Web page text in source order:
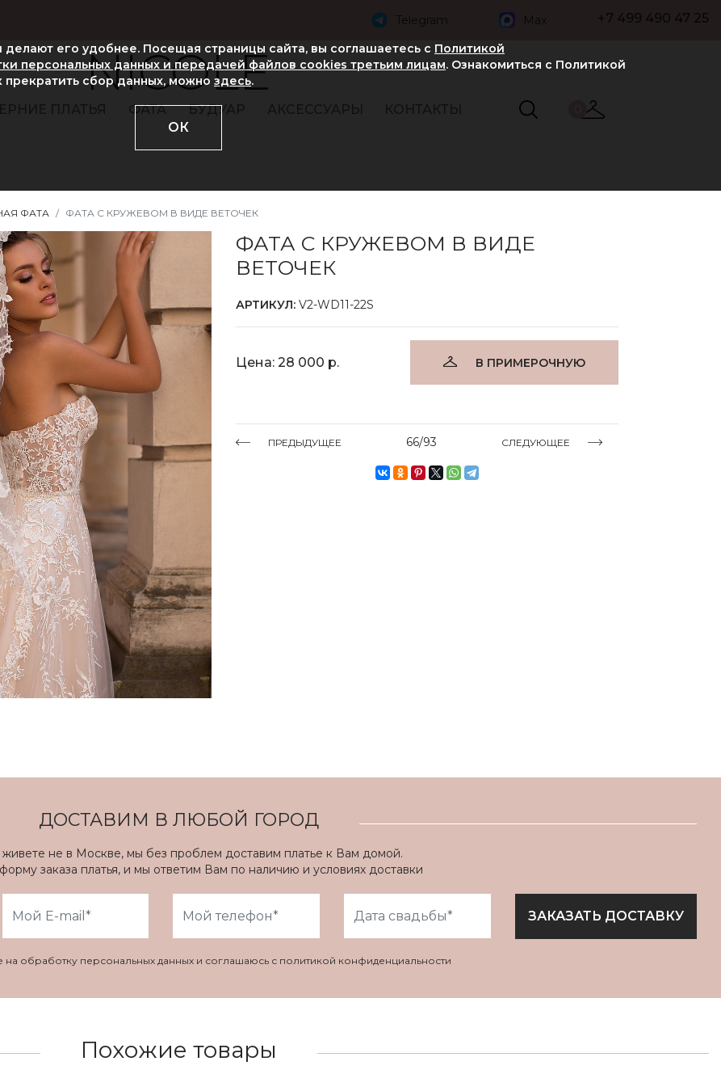
Telegram Max +7 499 490 47 25
NICOLE
ПЛАТЬЯ ФАТА БУДУАР АКСЕССУАРЫ КОНТАКТЫ
ФАТА ФАТА С КРУЖЕВОМ В ВИДЕ ВЕТОЧЕК
ФАТА С КРУЖЕВОМ В ВИДЕ
ВЕТОЧЕК
АРТИКУЛ: V2-WD11-22S
Цена: 28 000 р. В ПРИМЕРОЧНУЮ
ПРЕДЫДУЩЕЕ 66/93 СЛЕДУЮЩЕЕ
ДОСТАВИМ В ЛЮБОЙ ГОРОД
живете не в Москве, мы без проблем доставим платье к Вам домой.
заказа платья, и мы ответим Вам по наличию и условиях доставки
ЗАКАЗАТЬ ДОСТАВКУ
на обработку персональных данных и соглашаюсь с политикой конфиденциальности
Похожие товары
его удобнее. Посещая страницы сайта, вы соглашаетесь с Политикой
персональных данных и передачей файлов cookies третьим лицам. Ознакомиться с Политикой
сбор данных, можно здесь.
ОК